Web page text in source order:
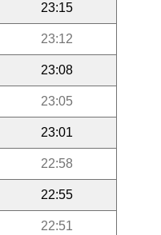
23:15
23:12
23:08
23:05
23:01
22:58
22:55
22:51